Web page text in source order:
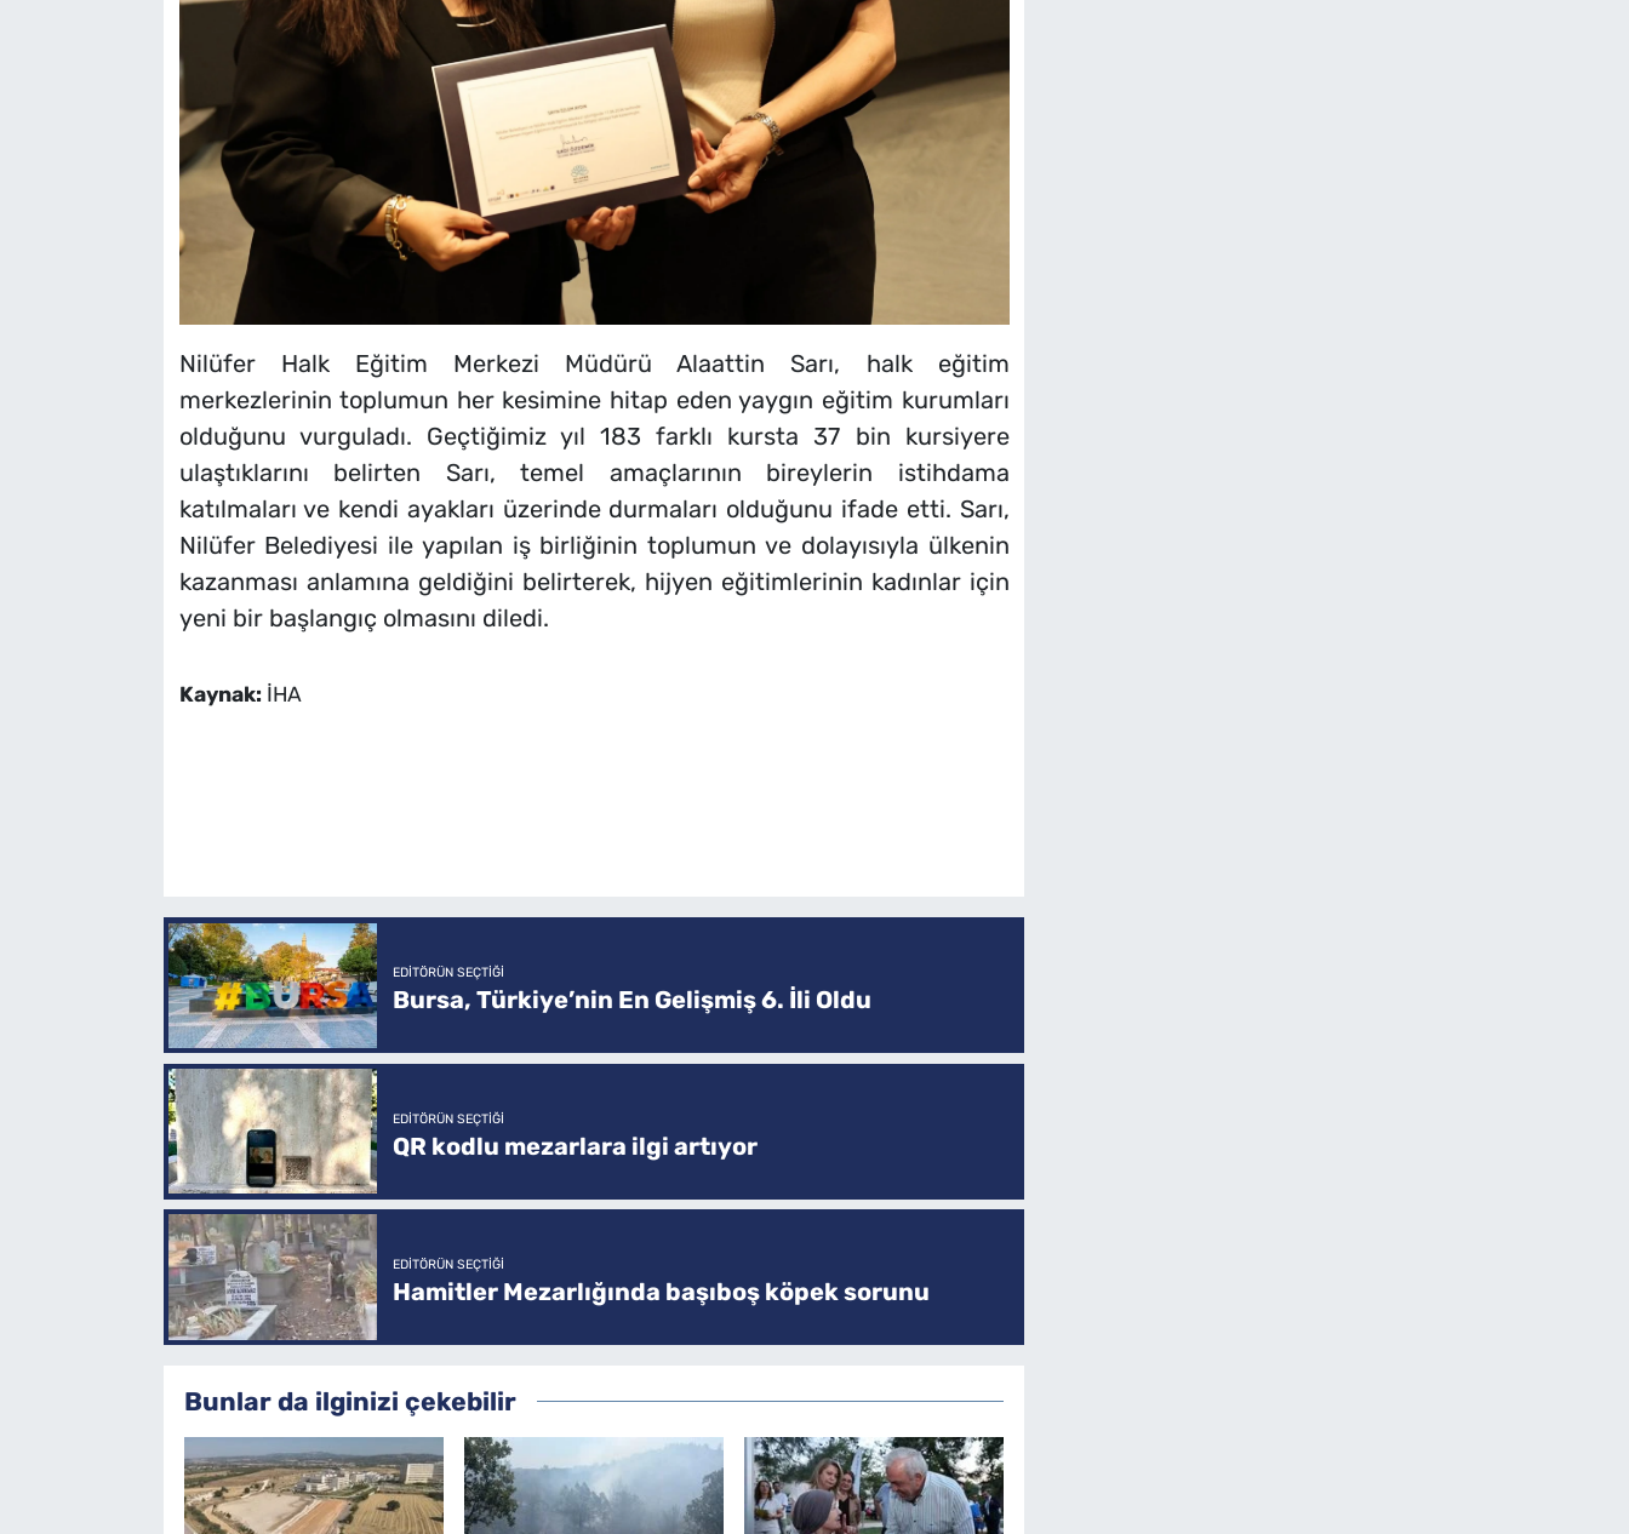
Nilüfer Halk Eğitim Merkezi Müdürü Alaattin Sarı, halk eğitim
merkezlerinin toplumun her kesimine hitap eden yaygın eğitim kurumları
olduğunu vurguladı. Geçtiğimiz yıl 183 farklı kursta 37 bin kursiyere
ulaştıklarını belirten Sarı, temel amaçlarının bireylerin istihdama
katılmaları ve kendi ayakları üzerinde durmaları olduğunu ifade etti. Sarı,
Nilüfer Belediyesi ile yapılan iş birliğinin toplumun ve dolayısıyla ülkenin
kazanması anlamına geldiğini belirterek, hijyen eğitimlerinin kadınlar için
yeni bir başlangıç olmasını diledi.
Kaynak: İHA
EDITÖRÜN SEÇTIĞI
Bursa, Türkiye’nin En Gelişmiş 6. İli Oldu
EDITÖRÜN SEÇTIĞI
QR kodlu mezarlara ilgi artıyor
EDITÖRÜN SEÇTIĞI
Hamitler Mezarlığında başıboş köpek sorunu
Bunlar da ilginizi çekebilir